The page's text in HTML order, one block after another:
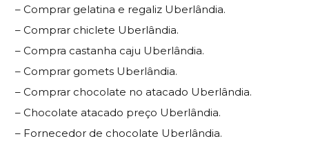
– Comprar gelatina e regaliz Uberlândia.
– Comprar chiclete Uberlândia.
– Compra castanha caju Uberlândia.
– Comprar gomets Uberlândia.
– Comprar chocolate no atacado Uberlândia.
– Chocolate atacado preço Uberlândia.
– Fornecedor de chocolate Uberlândia.